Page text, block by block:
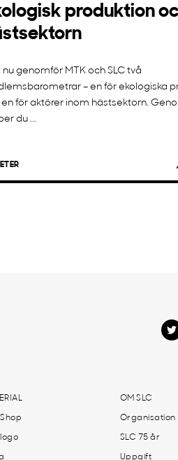
produktion
nu genomför MTK och SLC två
– en för ekologiska
för aktörer inom hästsektorn.
du ...
logo
OM SLC
Organisation
SLC 75 år
Uppgift